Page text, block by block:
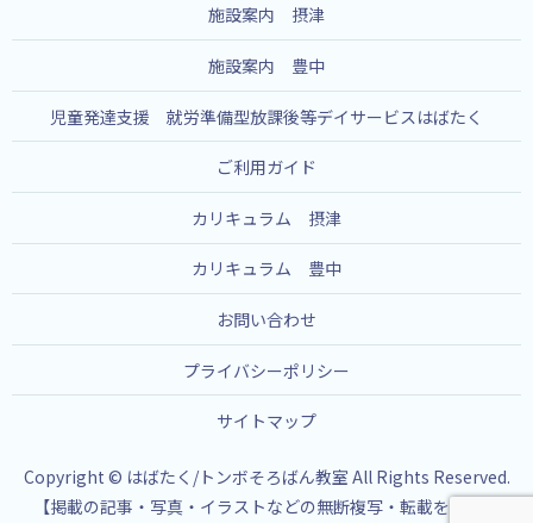
施設案内 摂津
施設案内 豊中
児童発達支援 就労準備型放課後等デイサービスはばたく
ご利用ガイド
カリキュラム 摂津
カリキュラム 豊中
お問い合わせ
プライバシーポリシー
サイトマップ
Copyright © はばたく/トンボそろばん教室 All Rights Reserved.
【掲載の記事・写真・イラストなどの無断複写・転載を禁じま